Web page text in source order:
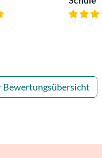
Bewertungsübersicht